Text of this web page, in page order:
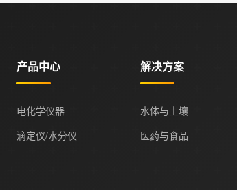
产品中心
电化学仪器
滴定仪/水分仪
解决方案
水体与土壤
医药与食品